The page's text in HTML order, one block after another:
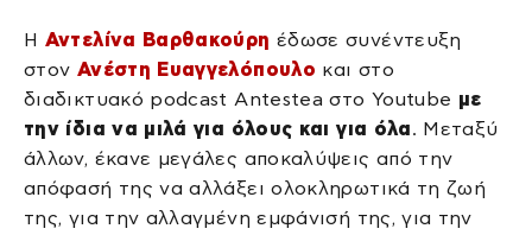
Η Αντελίνα Βαρθακούρη έδωσε συνέντευξη
στον Ανέστη Ευαγγελόπουλο και στο
διαδικτυακό podcast Antestea στο Youtube με
την ίδια να μιλά για όλους και για όλα. Μεταξύ
άλλων, έκανε μεγάλες αποκαλύψεις από την
απόφασή της να αλλάξει ολοκληρωτικά τη ζωή
της, για την αλλαγμένη εμφάνισή της, για την